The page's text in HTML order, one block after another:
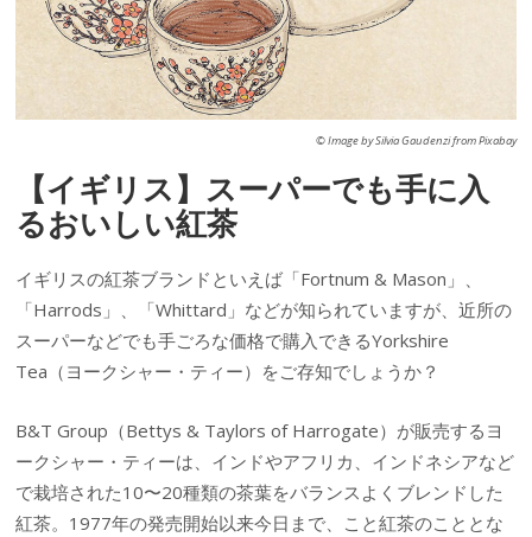
© Image by Silvia Gaudenzi from Pixabay
【イギリス】スーパーでも手に入
るおいしい紅茶
イギリスの紅茶ブランドといえば「Fortnum & Mason」、
「Harrods」、「Whittard」などが知られていますが、近所の
スーパーなどでも手ごろな価格で購入できるYorkshire
Tea（ヨークシャー・ティー）をご存知でしょうか？
B&T Group（Bettys & Taylors of Harrogate）が販売するヨ
ークシャー・ティーは、インドやアフリカ、インドネシアなど
で栽培された10〜20種類の茶葉をバランスよくブレンドした
紅茶。1977年の発売開始以来今日まで、こと紅茶のこととな